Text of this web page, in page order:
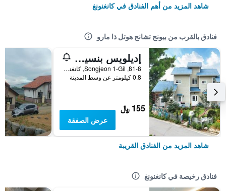
شاهد المزيد من أهم الفنادق في كانغنونغ
فنادق بالقرب من بيونج تشانج هوتل ذا مارو
إديلويس بنسيون
81-8, Songjeon 1-Gil, كانغنونغ, كوريا الجنوبية
0.8 كيلومتر عن وسط المدينة
155 ﷼
عرض الصفقة
شاهد المزيد من الفنادق القريبة
فنادق رخيصة في كانغنونغ